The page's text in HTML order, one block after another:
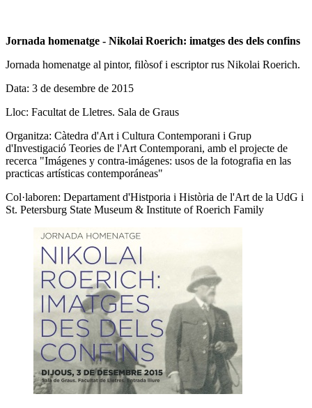
Jornada homenatge - Nikolai Roerich: imatges des dels confins
Jornada homenatge al pintor, filòsof i escriptor rus Nikolai Roerich.
Data: 3 de desembre de 2015
Lloc: Facultat de Lletres. Sala de Graus
Organitza: Càtedra d'Art i Cultura Contemporani i Grup
d'Investigació Teories de l'Art Contemporani, amb el projecte de
recerca "Imágenes y contra-imágenes: usos de la fotografia en las
practicas artísticas contemporáneas"
Col·laboren: Departament d'Histporia i Història de l'Art de la UdG i
St. Petersburg State Museum & Institute of Roerich Family